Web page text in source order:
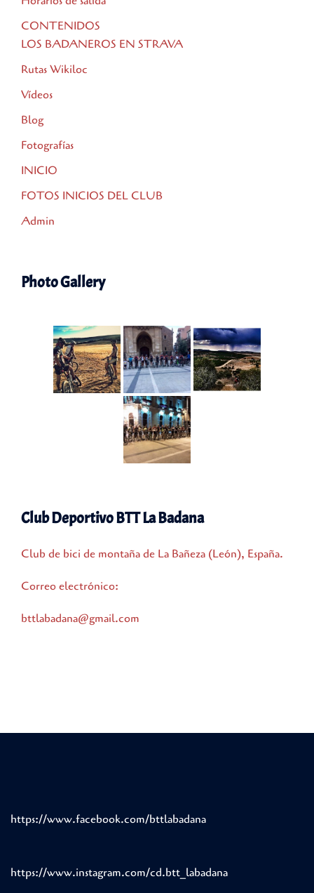
CONTENIDOS
LOS BADANEROS EN STRAVA
Rutas Wikiloc
Vídeos
Blog
Fotografías
INICIO
FOTOS INICIOS DEL CLUB
Admin
Photo Gallery
Club Deportivo BTT La Badana
Club de bici de montaña de La Bañeza (León), España.
Correo electrónico:
bttlabadana@gmail.com
https://www.facebook.com/bttlabadana
https://www.instagram.com/cd.btt_labadana